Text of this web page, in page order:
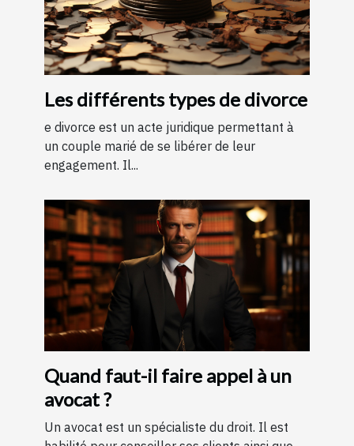
Les différents types de divorce
e divorce est un acte juridique permettant à
un couple marié de se libérer de leur
engagement. Il...
Quand faut-il faire appel à un
avocat ?
Un avocat est un spécialiste du droit. Il est